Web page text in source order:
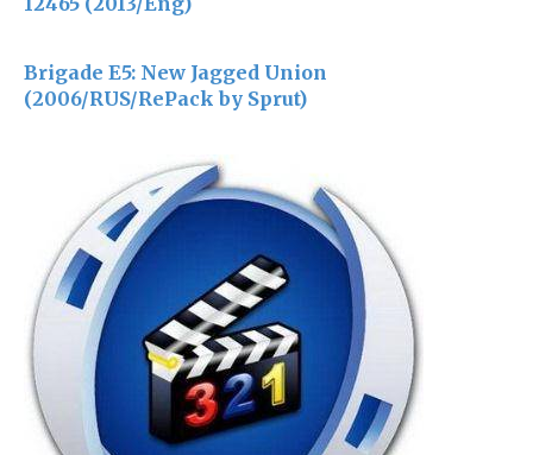
Brigade E5: New Jagged Union
(2006/RUS/RePack by Sprut)